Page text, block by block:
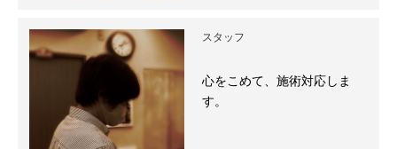
スタッフ
心をこめて、施術対応しま
す。